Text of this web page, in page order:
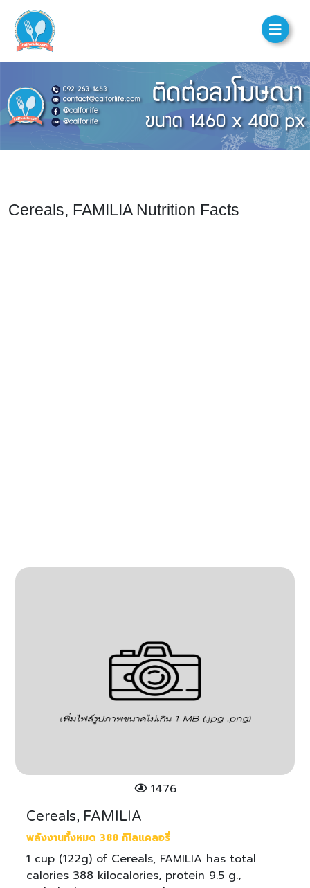
Cereals, FAMILIA Nutrition Facts
1476
Cereals, FAMILIA
พลังงานทั้งหมด 388 กิโลแคลอรี่
1 cup (122g) of Cereals, FAMILIA has total
calories 388 kilocalories, protein 9.5 g.,